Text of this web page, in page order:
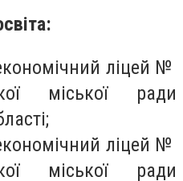
ліцей №
міської ради
ліцей №
міської ради